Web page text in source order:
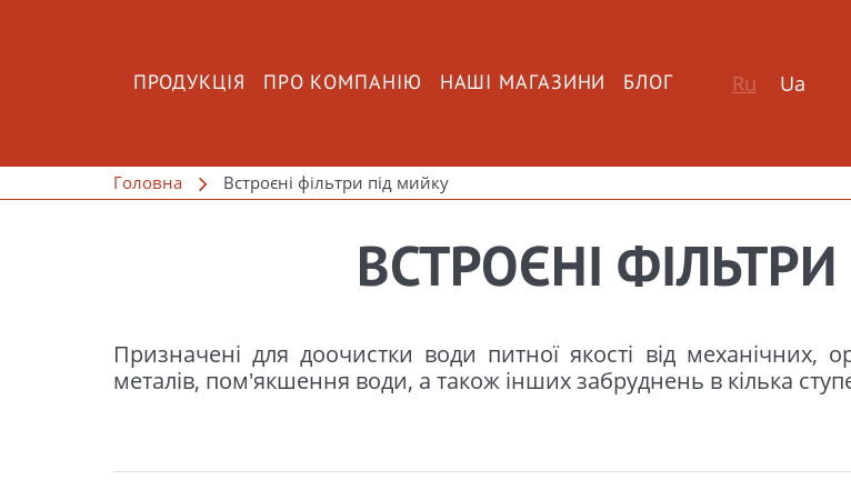
ПРОДУКЦІЯ ПРО КОМПАНІЮ НАШІ МАГАЗИНИ БЛОГ Ru Ua
Головна Встроєні фільтри під мийку
ВСТРОЄНІ
Призначені для доочистки води питної якості від механічних,
металів, пом'якшення води, а також інших забруднень в кілька